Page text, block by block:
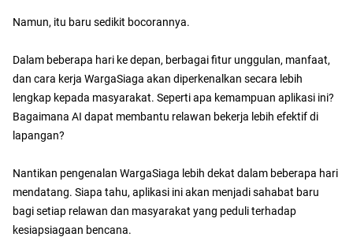
Namun, itu baru sedikit bocorannya.
Dalam beberapa hari ke depan, berbagai fitur unggulan, manfaat,
dan cara kerja WargaSiaga akan diperkenalkan secara lebih
lengkap kepada masyarakat. Seperti apa kemampuan aplikasi ini?
Bagaimana AI dapat membantu relawan bekerja lebih efektif di
lapangan?
Nantikan pengenalan WargaSiaga lebih dekat dalam beberapa hari
mendatang. Siapa tahu, aplikasi ini akan menjadi sahabat baru
bagi setiap relawan dan masyarakat yang peduli terhadap
kesiapsiagaan bencana.